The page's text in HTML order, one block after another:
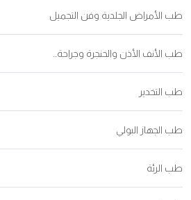
طب الأمراض الجلدية وفن التجميل
طب الأنف الأذن والحنجرة وجراحة...
طب التخدير
طب الجهاز البولي
طب الرئة